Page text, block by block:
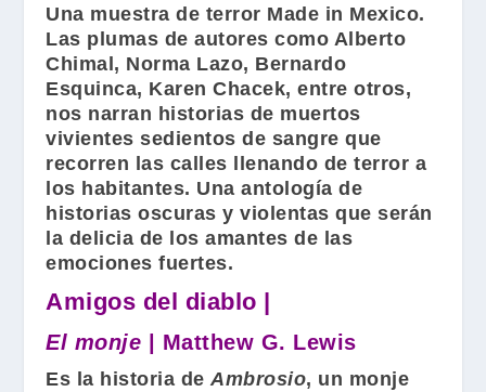
Una muestra de terror Made in Mexico.
Las plumas de autores como Alberto
Chimal , Norma Lazo, Bernardo
Esquinca, Karen Chacek, entre otros,
nos narran historias de muertos
vivientes sedientos de sangre que
recorren las calles llenando de terror a
los habitantes. Una antología de
historias oscuras y violentas que serán
la delicia de los amantes de las
emociones fuertes.
Amigos del diablo |
El monje | Matthew G. Lewis
Es la historia deAmbrosio, un monje